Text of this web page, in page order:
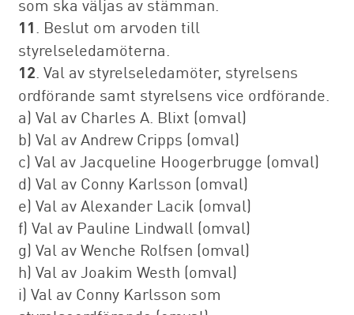
11 . Beslut om arvoden till
styrelseledamöterna.
12 . Val av styrelseledamöter, styrelsens
ordförande samt styrelsens vice ordförande.
a) Val av Charles A. Blixt (omval)
b) Val av Andrew Cripps (omval)
c) Val av Jacqueline Hoogerbrugge (omval)
d) Val av Conny Karlsson (omval)
e) Val av Alexander Lacik (omval)
f) Val av Pauline Lindwall (omval)
g) Val av Wenche Rolfsen (omval)
h) Val av Joakim Westh (omval)
i) Val av Conny Karlsson som